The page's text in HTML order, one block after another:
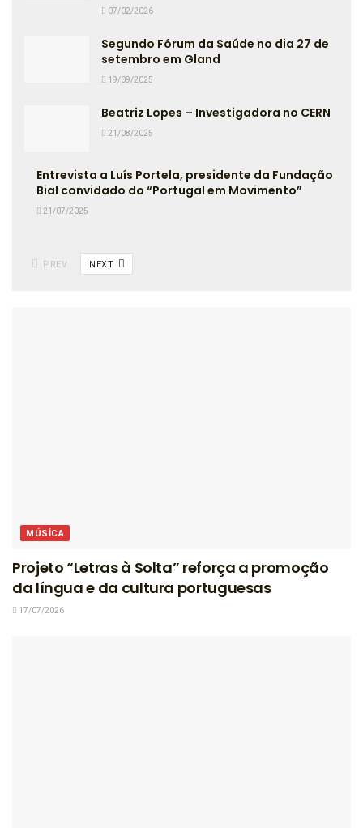
07/02/2026
Segundo Fórum da Saúde no dia 27 de
setembro em Gland
19/09/2025
Beatriz Lopes – Investigadora no CERN
21/08/2025
Entrevista a Luís Portela, presidente da Fundação
Bial convidado do “Portugal em Movimento”
21/07/2025
PREV NEXT
MÚSICA
Projeto “Letras à Solta” reforça a promoção
da língua e da cultura portuguesas
17/07/2026